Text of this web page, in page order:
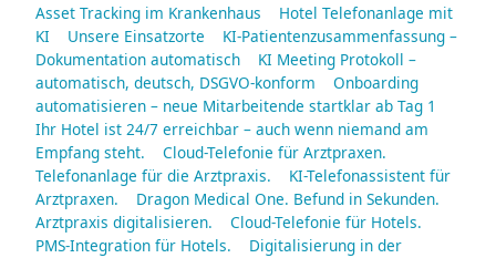
Asset Tracking im Krankenhaus
Hotel Telefonanlage mit
KI
Unsere Einsatzorte
KI-Patientenzusammenfassung –
Dokumentation automatisch
KI Meeting Protokoll –
automatisch, deutsch, DSGVO-konform
Onboarding
automatisieren – neue Mitarbeitende startklar ab Tag 1
Ihr Hotel ist 24/7 erreichbar – auch wenn niemand am
Empfang steht.
Cloud-Telefonie für Arztpraxen.
Telefonanlage für die Arztpraxis.
KI-Telefonassistent für
Arztpraxen.
Dragon Medical One. Befund in Sekunden.
Arztpraxis digitalisieren.
Cloud-Telefonie für Hotels.
PMS-Integration für Hotels.
Digitalisierung in der